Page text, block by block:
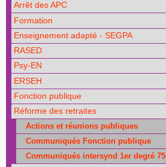
Arrêt des APC
Formation
Enseignement adapté - SEGPA
RASED
Psy-EN
ERSEH
Fonction publique
Réforme des retraites
Actions et réunions publiques
Communiqués Fonction publique
Communiqués intersynd 1er degré 75